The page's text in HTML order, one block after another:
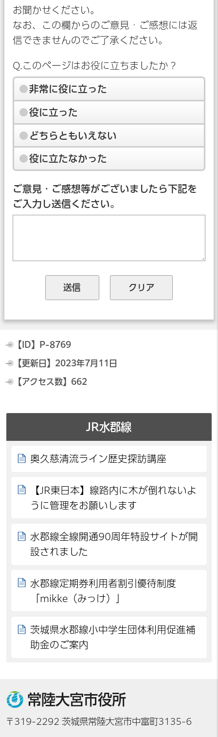
お聞かせください。
なお、この欄からのご意見・ご感想には返
信できませんのでご了承ください。
Q.このページはお役に立ちましたか？
非常に役に立った
役に立った
どちらともいえない
役に立たなかった
ご意見・ご感想等がございましたら下記を
ご入力し送信ください。
【ID】 P-8769
【更新日】 2023年7月11日
【アクセス数】 662
JR水郡線
奥久慈清流ライン歴史探訪講座
【JR東日本】線路内に木が倒れないよ
うに管理をお願いします
水郡線全線開通90周年特設サイトが開
設されました
水郡線定期券利用者割引優待制度
「mikke（みっけ）」
茨城県水郡線小中学生団体利用促進補
助金のご案内
常陸大宮市役所
〒319-2292 茨城県常陸大宮市中富町3135-6